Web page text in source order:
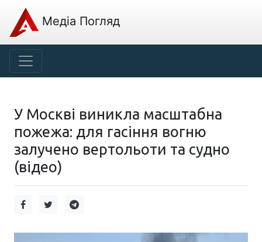
Медіа Погляд
У Москві виникла масштабна
пожежа: для гасіння вогню
залучено вертольоти та судно
(відео)